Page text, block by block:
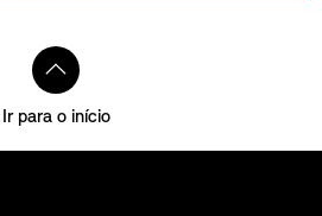
Ir para o início